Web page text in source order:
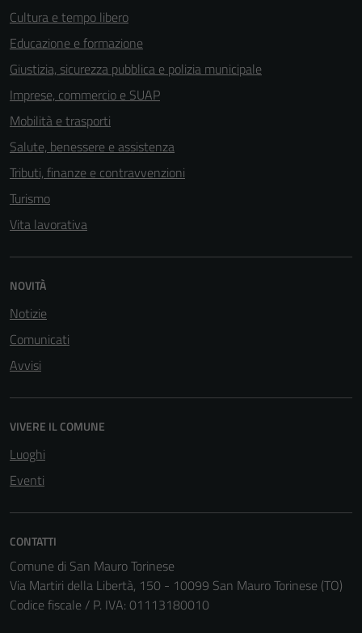
Cultura e tempo libero
Educazione e formazione
Giustizia, sicurezza pubblica e polizia municipale
Imprese, commercio e SUAP
Mobilità e trasporti
Salute, benessere e assistenza
Tributi, finanze e contravvenzioni
Turismo
Vita lavorativa
NOVITÀ
Notizie
Comunicati
Avvisi
VIVERE IL COMUNE
Luoghi
Eventi
CONTATTI
Comune di San Mauro Torinese
Via Martiri della Libertà, 150 - 10099 San Mauro Torinese (TO)
Codice fiscale / P. IVA: 01113180010
Tecnici
essere